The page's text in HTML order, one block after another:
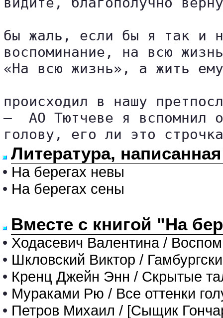
бы жаль, если бы я так и
воспоминание, на всю
«На всю жизнь», а жить
происходил в нашу
—  АО Тютчеве я вспомнил
голову, его ли это
Литература,
• На берегах невы
• На берегах сены
Вместе с книгой "На
• Ходасевич Валентина /
• Шкловский Виктор /
• Кренц Джейн Энн / Скрытые
• Мураками Рю / Все оттенки
• Петров Михаил / [Сыщик